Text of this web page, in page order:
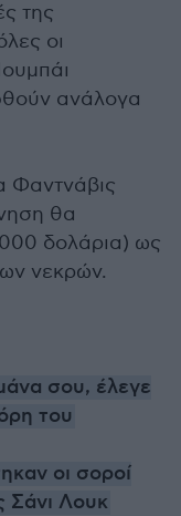
της
οι
ανάλογα
Φαντνάβις
θα
δολάρια) ως
νεκρών.
σου, έλεγε
του
οι σοροί
Σάνι Λουκ